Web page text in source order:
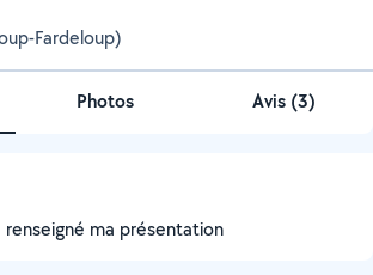
Fardeloup)
Photos Avis (3)
renseigné ma présentation